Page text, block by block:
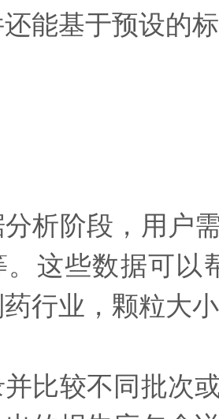
能基于预设的
阶段，用户需
。这些数据可以
行业，颗粒大
较不同批次或